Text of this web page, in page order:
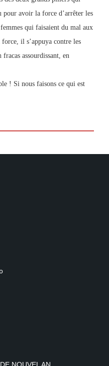
avoir la force d’arrêter les
qui faisaient du mal aux
il s’appuya contre les
assourdissant, en
! Si nous faisons ce qui est